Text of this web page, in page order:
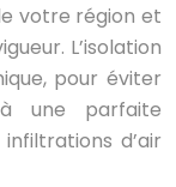
votre région et
L’isolation
pour éviter
une parfaite
d’air